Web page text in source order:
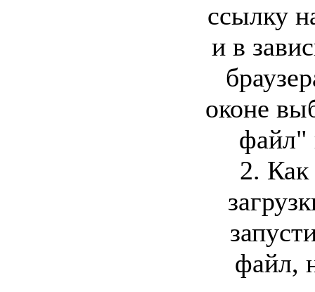
ссылку
и в
оконе
файл"
2. Как
файл,